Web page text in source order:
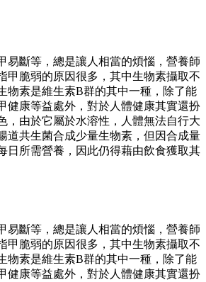
易斷等，總是讓人相當的煩惱，營養師
甲脆弱的原因很多，其中生物素攝取不
物素是維生素B群的其中一種，除了能
健康等益處外，對於人體健康其實還扮
，由於它屬於水溶性，人體無法自行大
道共生菌合成少量生物素，但因合成量
日所需營養，因此仍得藉由飲食獲取其
易斷等，總是讓人相當的煩惱，營養師
甲脆弱的原因很多，其中生物素攝取不
物素是維生素B群的其中一種，除了能
健康等益處外，對於人體健康其實還扮